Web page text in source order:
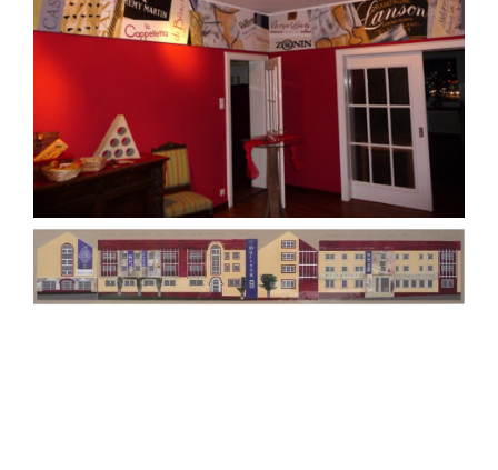
Weinhandlung Molitor . Recklinghausen Wandfries im
„Roten Salon“ . 2007 | 17 x 0,60 m (Öl auf Leinwand)
Weinhandlung Molitor . Recklinghausen | Außenentwurf .
2007